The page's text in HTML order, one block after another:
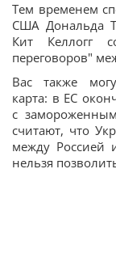
Тем временем
США Дональда
Кит Келлогг
переговоров"
Вас также
карта: в ЕС
с
считают, что
между Россией
нельзя